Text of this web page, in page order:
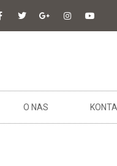
O NAS